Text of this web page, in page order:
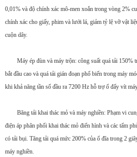
0,01% và độ chính xác mô-men xoắn trong vòng 2%
chính xác cho giấy, phim và lưới lá, giảm tỷ lệ vỡ vật
cuộn dây.
Máy ép đùn và máy trộn: công suất quá tải
bắt đầu cao và quá tải gián đoạn phổ biến trong máy
khi khả năng tần số đầu ra 7200 Hz hỗ trợ ổ đẩy vít
Băng tải khai thác mỏ và máy nghiền: Phạm vi
điện áp phân phối khai thác mỏ điển hình và các tấm
có tải bụi. Tăng tải quá mức 200% của ổ đĩa trong 2
máy nghiền.